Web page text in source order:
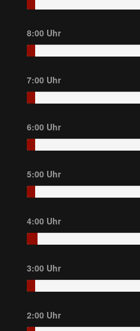
8:00 Uhr
7:00 Uhr
6:00 Uhr
5:00 Uhr
4:00 Uhr
3:00 Uhr
2:00 Uhr